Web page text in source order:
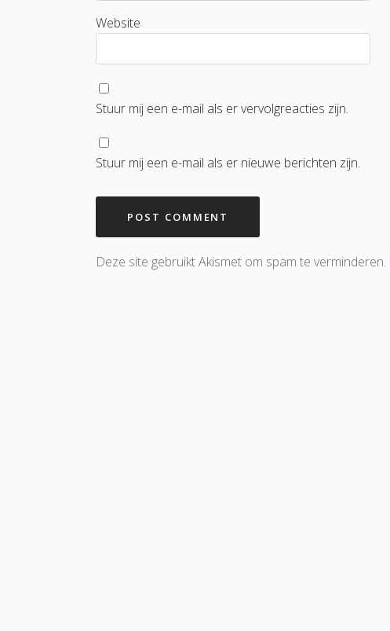
Website
Stuur mij een e-mail als er vervolgreacties zijn.
Stuur mij een e-mail als er nieuwe berichten zijn.
Deze site gebruikt Akismet om spam te verminderen.